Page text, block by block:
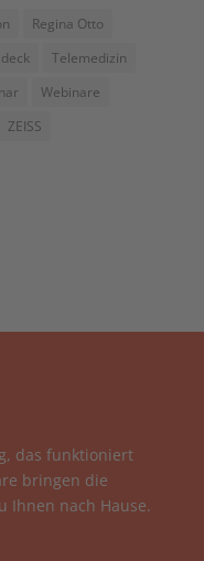
Regina Otto
Telemedizin
Webinare
ZEISS
das funktioniert
bringen die
Ihnen nach Hause.